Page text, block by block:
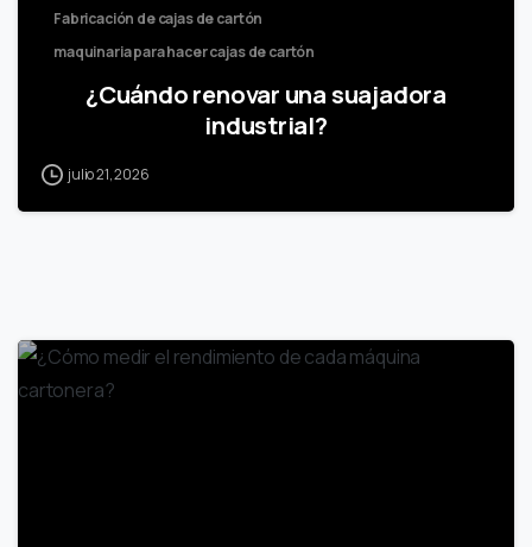
Fabricación de cajas de cartón
maquinaria para hacer cajas de cartón
¿Cuándo renovar una suajadora
industrial?
julio 21, 2026